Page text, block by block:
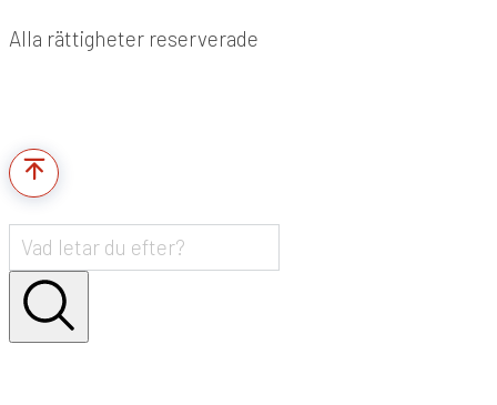
Alla rättigheter reserverade